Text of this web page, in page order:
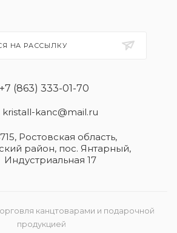
НА РАССЫЛКУ
+7 (863) 333-01-70
kristall-kanc@mail.ru
Ростовская область​,
район, пос. Янтарный,
Индустриальная 17
канцтоварами и подарочной
продукцией